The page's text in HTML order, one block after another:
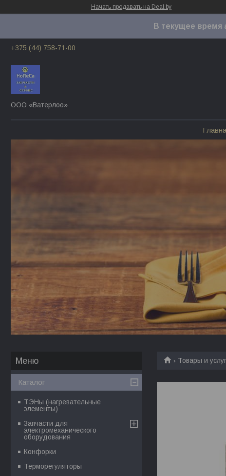
Начать продавать на Deal.by
В текущее время
+375 (44) 758-71-00
ООО «Ватерлоо»
Товары и
Каталог
ТЭНы (нагревательные
элементы)
Запчасти для
электромеханического
оборудования
Конфорки
Терморегуляторы